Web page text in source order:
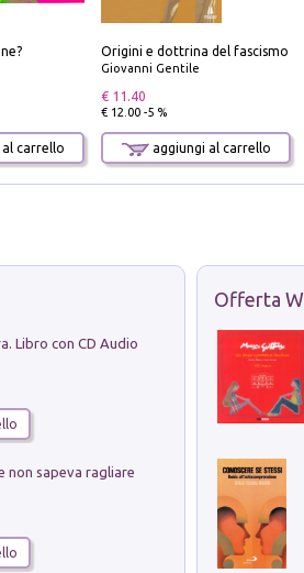
carrello
Origini e dottrina del fascismo
Giovanni Gentile
€ 11.40
€ 12.00 -5 %
aggiungi al carrello
Libro con CD Audio
non sapeva ragliare
Offerta